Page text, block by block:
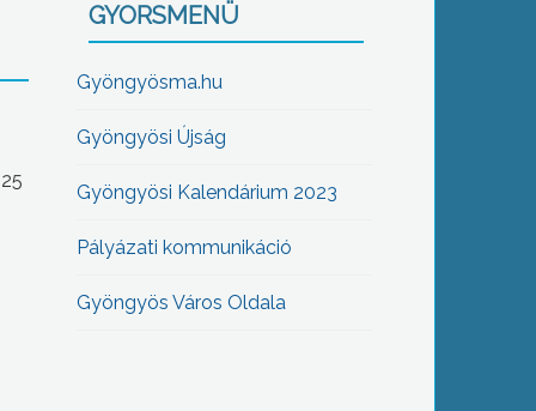
GYORSMENÜ
Gyöngyösma.hu
Gyöngyösi Újság
Gyöngyösi Kalendárium 2023
Pályázati kommunikáció
Gyöngyös Város Oldala